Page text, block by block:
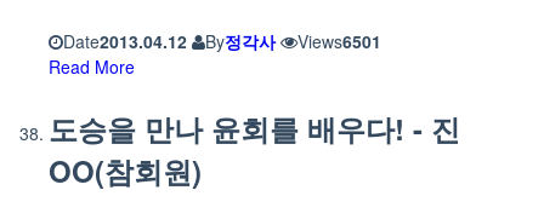
Date2013.04.12 By정각사 Views6501
Read More
도승을 만나 윤회를 배우다! - 진
OO(참회원)